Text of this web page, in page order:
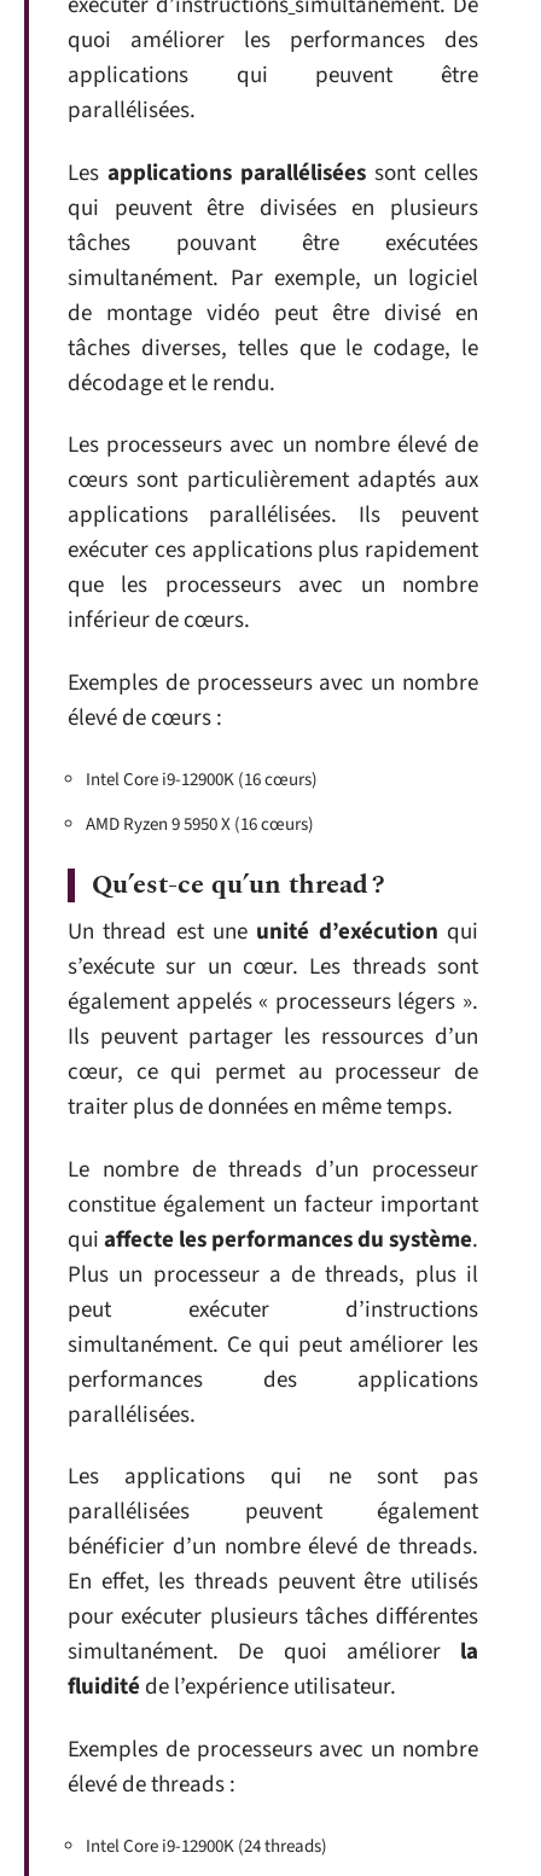
quoi améliorer les performances des
applications qui peuvent être
parallélisées.
Les applications parallélisées sont celles
qui peuvent être divisées en plusieurs
tâches pouvant être exécutées
simultanément. Par exemple, un logiciel
de montage vidéo peut être divisé en
tâches diverses, telles que le codage, le
décodage et le rendu.
Les processeurs avec un nombre élevé de
cœurs sont particulièrement adaptés aux
applications parallélisées. Ils peuvent
exécuter ces applications plus rapidement
que les processeurs avec un nombre
inférieur de cœurs.
Exemples de processeurs avec un nombre
élevé de cœurs :
Intel Core i9-12900K (16 cœurs)
AMD Ryzen 9 5950 X (16 cœurs)
Qu’est-ce qu’un thread ?
Un thread est une unité d’exécution qui
s’exécute sur un cœur. Les threads sont
également appelés « processeurs légers ».
Ils peuvent partager les ressources d’un
cœur, ce qui permet au processeur de
traiter plus de données en même temps.
Le nombre de threads d’un processeur
constitue également un facteur important
quiaffecte les performances du système.
Plus un processeur a de threads, plus il
peut exécuter d’instructions
simultanément. Ce qui peut améliorer les
performances des applications
parallélisées.
Les applications qui ne sont pas
parallélisées peuvent également
bénéficier d’un nombre élevé de threads.
En effet, les threads peuvent être utilisés
pour exécuter plusieurs tâches différentes
simultanément. De quoi améliorer la
fluidité de l’expérience utilisateur.
Exemples de processeurs avec un nombre
élevé de threads :
Intel Core i9-12900K (24 threads)